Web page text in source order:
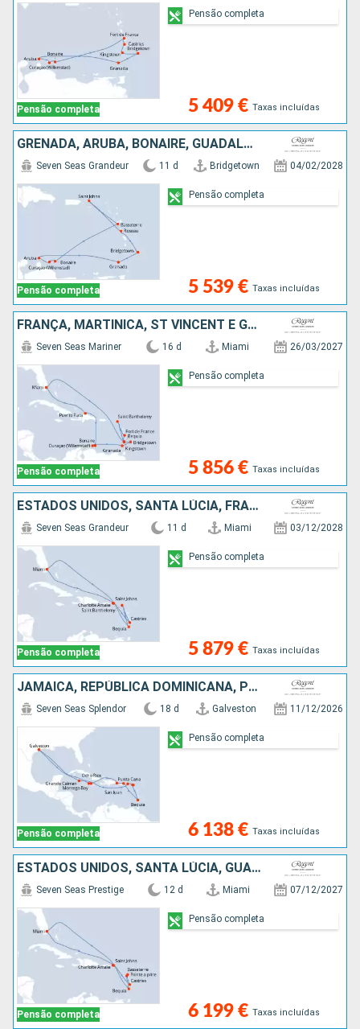
Pensão completa 5 409 € Taxas incluídas
Pensão completa
GRENADA, ARUBA, BONAIRE, GUADALUPE, ESTADOS UNIDOS, DOMINICA, BARBADOS
Pensão completa
Seven Seas Grandeur 11 d Bridgetown 04/02/2028
5 539 € Taxas incluídas
Pensão completa
FRANÇA, MARTINICA, ST VINCENT E GRENADINES, BARBADOS, GRENADA, BONAIRE, REPÚBLICA DOMINICANA, ESTADOS UNIDOS
Pensão completa
Seven Seas Mariner 16 d Miami 26/03/2027
5 856 € Taxas incluídas
Pensão completa
ESTADOS UNIDOS, SANTA LÚCIA, FRANÇA, ST VINCENT E GRENADINES
Pensão completa
Seven Seas Grandeur 11 d Miami 03/12/2028
5 879 € Taxas incluídas
Pensão completa
JAMAICA, REPÚBLICA DOMINICANA, PORTO RICO, ST VINCENT E GRENADINES, SÃO MARTINHO, FRANÇA, CAIMÃO (ILHAS), ESTADOS UNIDOS
Pensão completa
Seven Seas Splendor 18 d Galveston 11/12/2026
6 138 € Taxas incluídas
Pensão completa
ESTADOS UNIDOS, SANTA LÚCIA, GUADALUPE, ST VINCENT E GRENADINES
Pensão completa
Seven Seas Prestige 12 d Miami 07/12/2027
6 199 € Taxas incluídas
Pensão completa